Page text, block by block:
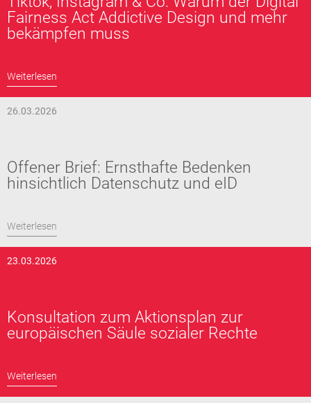
Fairness Act Addictive Design und mehr
bekämpfen muss
Weiterlesen
26.03.2026
Offener Brief: Ernsthafte Bedenken
hinsichtlich Datenschutz und eID
Weiterlesen
23.03.2026
Konsultation zum Aktionsplan zur
europäischen Säule sozialer Rechte
Weiterlesen